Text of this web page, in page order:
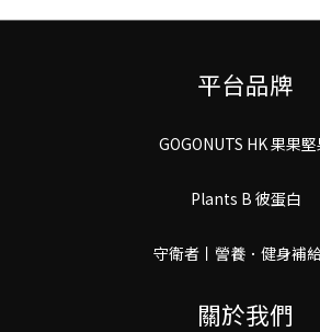
平台品牌
GOGONUTS HK 果果
Plants B 彼蛋白
守衛者丨謍養．健身補
關於我們